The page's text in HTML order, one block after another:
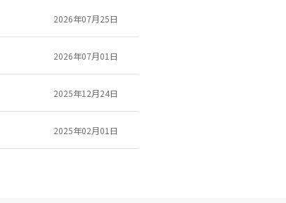
2026年07月25日
2026年07月01日
2025年12月24日
2025年02月01日